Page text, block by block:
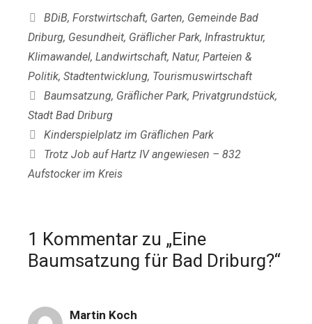
Kategorien
BDiB, Forstwirtschaft, Garten, Gemeinde Bad
Driburg, Gesundheit, Gräflicher Park, Infrastruktur,
Klimawandel, Landwirtschaft, Natur, Parteien &
Politik, Stadtentwicklung, Tourismuswirtschaft
Schlagwörter
Baumsatzung, Gräflicher Park, Privatgrundstück,
Stadt Bad Driburg
Kinderspielplatz im Gräflichen Park
Trotz Job auf Hartz IV angewiesen – 832
Aufstocker im Kreis
1 Kommentar zu „Eine
Baumsatzung für Bad Driburg?“
Martin Koch